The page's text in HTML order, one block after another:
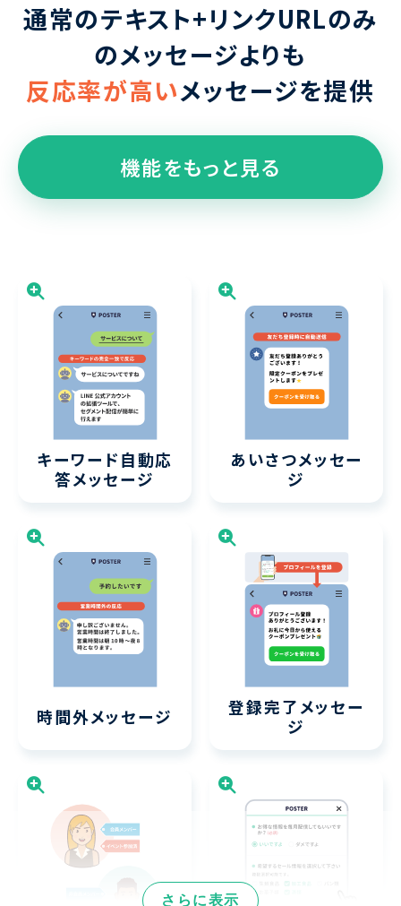
通常のテキスト+リンクURLのみ
のメッセージよりも
反応率が高いメッセージを提供
機能をもっと見る
キーワード 自動応
答メッセージ
あいさつメッセー
ジ
時間外メッセージ 登録完了 メッセー
ジ
さらに表示